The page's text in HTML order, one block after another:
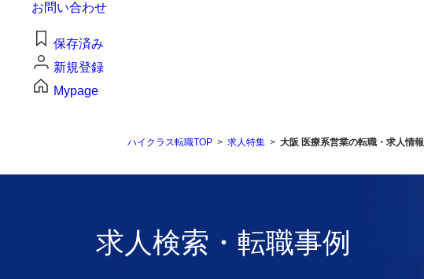
お問い合わせ
保存済み
新規登録
Mypage
ハイクラス転職TOP 求人特集 大阪 医療系営業の転職・求人情報
求人検索・転職事例